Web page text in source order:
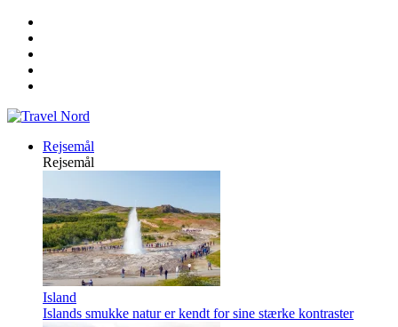
Rejsemål
Rejsemål
Island
Islands smukke natur er kendt for sine stærke kontraster